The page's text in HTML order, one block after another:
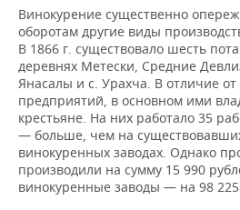
Винокурение существенно
оборотам другие виды
В 1866 г. существовало шесть
деревнях Метески, Средние
Янасалы и с. Урахча. В отличие
предприятий, в основном ими
крестьяне. На них работало 35
— больше, чем на
винокуренных заводах. Однако
производили на сумму 15 990
винокуренные заводы — на 98